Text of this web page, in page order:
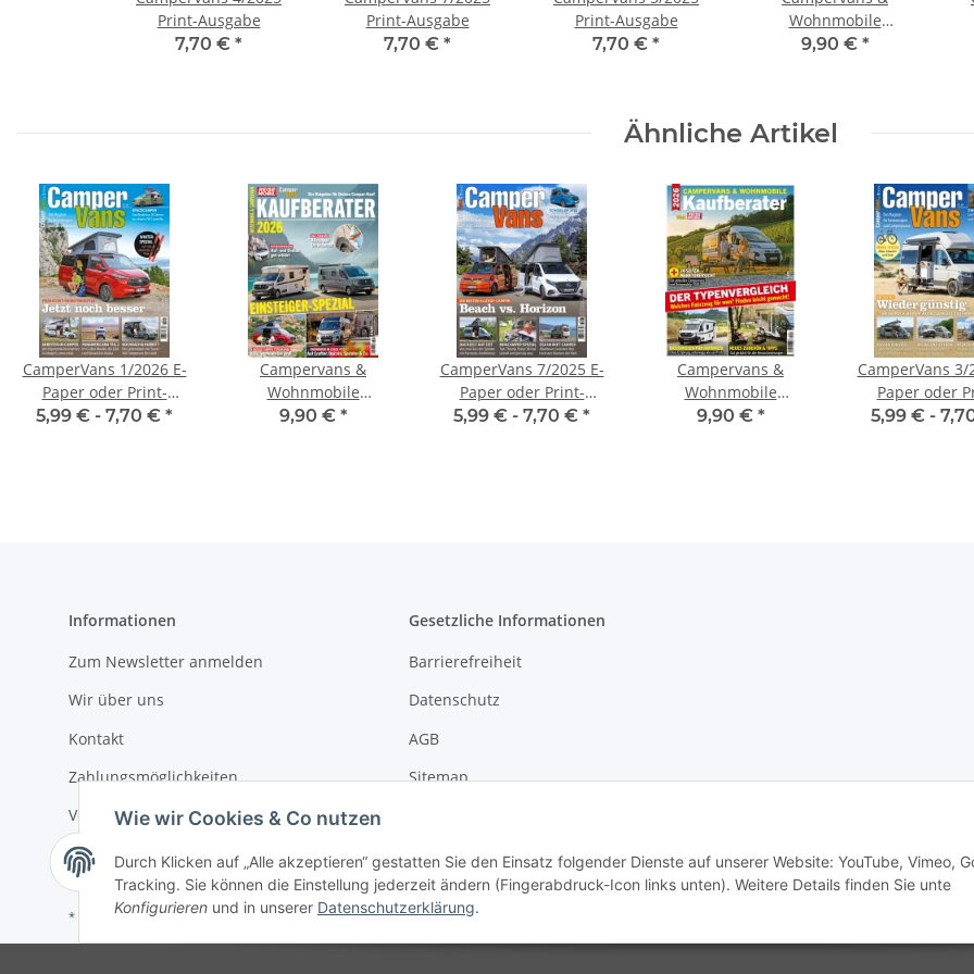
Print-Ausgabe
7,70 € *
Print-Ausgabe
7,70 € *
Print-Ausgabe
7,70 € *
Wohnmobile
Kaufberater 2025 Print-
9,90 € *
Ähnliche Artikel
CamperVans 1/2026 E-
Paper oder Print-
Ausgabe
5,99 € - 7,70 € *
Campervans &
Wohnmobile
Kaufberater 01/2026 E-
9,90 € *
CamperVans 7/2025 E-
Paper oder Print-
Ausgabe
5,99 € - 7,70 € *
Campervans &
Wohnmobile
Kaufberater 2026 E-
9,90 € *
CamperVans 3/
Paper oder
Ausgabe
5,99 € -
Informationen
Zum Newsletter anmelden
Wir über uns
Kontakt
Zahlungsmöglichkeiten
Versandinformationen
Gesetzliche Informationen
Barrierefreiheit
Datenschutz
AGB
Sitemap
Widerrufsrecht
* Alle Preise inkl. gesetzlicher USt., zzgl.Versand
Wie wir Cookies & Co nutzen
Durch Klicken auf „Alle akzeptieren“ gestatten Sie den Einsatz folgender Dienste auf unserer Website: YouTube, Vimeo,
Tracking. Sie können die Einstellung jederzeit ändern (Fingerabdruck-Icon links unten). Weitere Details finden Sie unte
Konfigurieren und in unserer Datenschutzerklärung.